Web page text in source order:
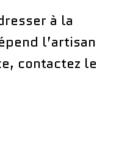
à la
l’artisan
contactez le